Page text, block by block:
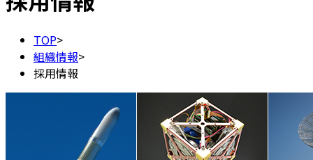
TOP>
組織情報>
採用情報